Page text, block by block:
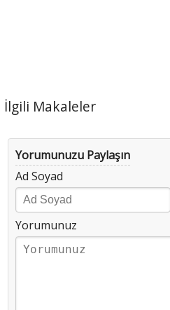
İlgili Makaleler
Yorumunuzu Paylaşın
Ad Soyad
Yorumunuz